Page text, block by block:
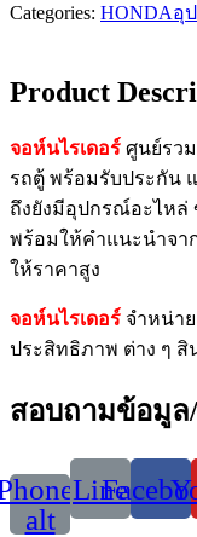
Categories: HONDAอุ
Product
จอห์นไรเดอร์ ศูนย์รว
รถตู้ พร้อมรับประกัน
ถึงยังมีอุปกรณ์อะไหล่
พร้อมให้คำแนะนำจา
ให้ราคาสูง
จอห์นไรเดอร์ จำหน่า
ประสิทธิภาพ ต่าง ๆ สิ
สอบถามข้อมู
alt
Line